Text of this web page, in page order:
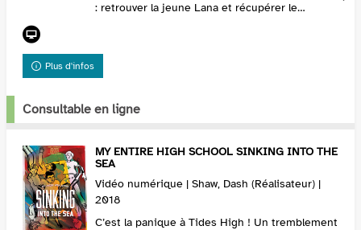
: retrouver la jeune Lana et récupérer le
Plus d'infos
Consultable en ligne
MY ENTIRE HIGH SCHOOL SINKING INTO THE
SEA
Vidéo numérique | Shaw, Dash (Réalisateur) |
2018
C’est la panique à Tides High ! Un tremblement